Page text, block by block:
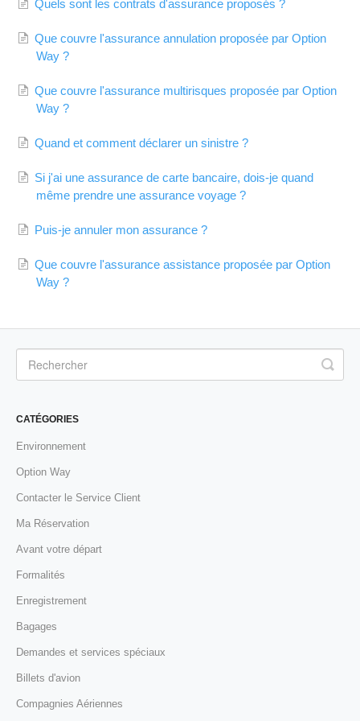
Quels sont les contrats d'assurance proposés ?
Que couvre l'assurance annulation proposée par Option
Way ?
Que couvre l'assurance multirisques proposée par Option
Way ?
Quand et comment déclarer un sinistre ?
Si j'ai une assurance de carte bancaire, dois-je quand
même prendre une assurance voyage ?
Puis-je annuler mon assurance ?
Que couvre l'assurance assistance proposée par Option
Way ?
CATÉGORIES
Environnement
Option Way
Contacter le Service Client
Ma Réservation
Avant votre départ
Formalités
Enregistrement
Bagages
Demandes et services spéciaux
Billets d'avion
Compagnies Aériennes